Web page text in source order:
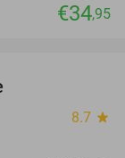
€34,95
8.7 star